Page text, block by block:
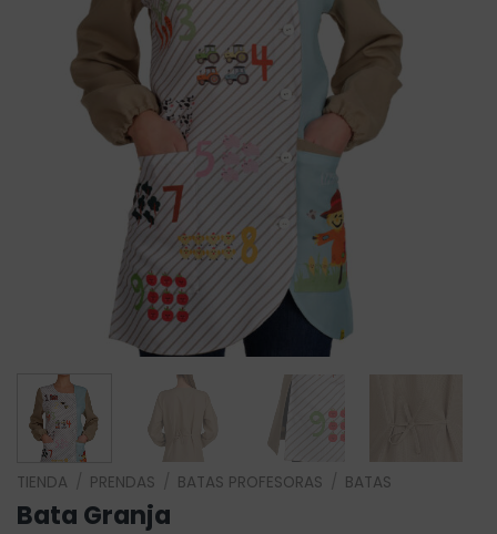
TIENDA PRENDAS BATAS PROFESORAS BATAS
Bata Granja